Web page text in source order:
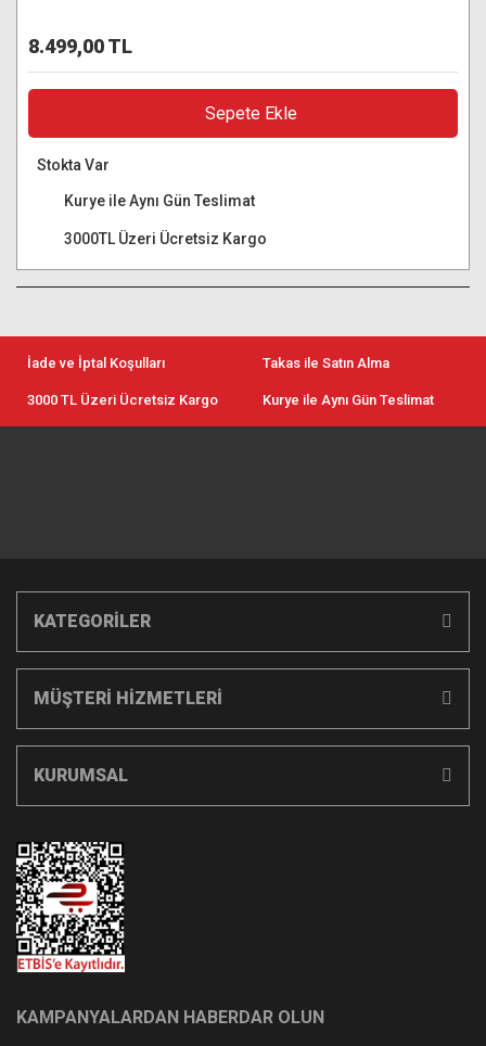
8.499,00 TL
Sepete Ekle
Stokta Var
Kurye ile Aynı Gün Teslimat
3000TL Üzeri Ücretsiz Kargo
İade ve İptal Koşulları Takas ile Satın Alma
3000 TL Üzeri Ücretsiz Kargo Kurye ile Aynı Gün Teslimat
KATEGORİLER
MÜŞTERİ HİZMETLERİ
KURUMSAL
KAMPANYALARDAN HABERDAR OLUN